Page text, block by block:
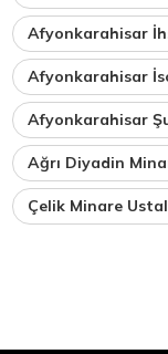
Afyonkarahisar
Afyonkarahisar
Afyonkarahisar
Ağrı Diyadin
Çelik Minare